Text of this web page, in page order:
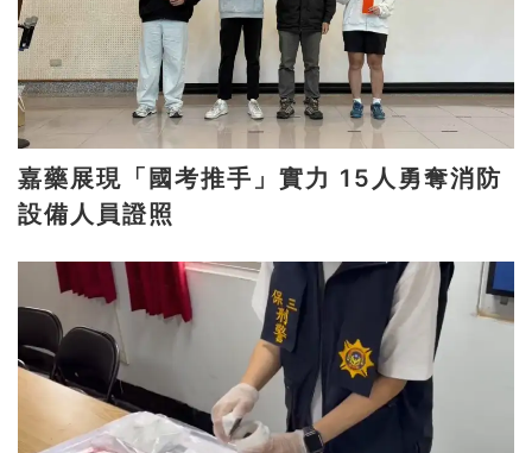
嘉藥展現「國考推手」實力 15人勇奪消防
設備人員證照